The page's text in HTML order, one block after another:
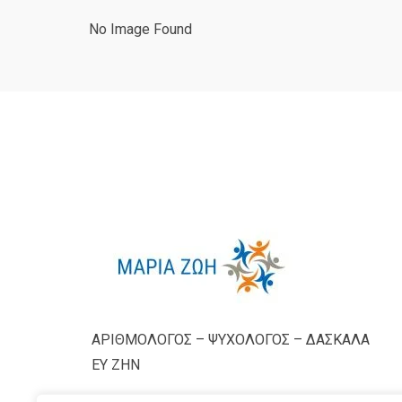
No Image Found
ΑΡΙΘΜΟΛΟΓΟΣ – ΨΥΧΟΛΟΓΟΣ – ΔΑΣΚΑΛΑ
ΕΥ ΖΗΝ